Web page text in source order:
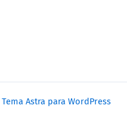
Tema Astra para WordPress